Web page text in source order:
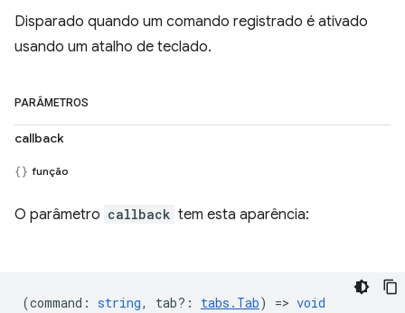
Disparado quando um comando registrado é ativado
usando um atalho de teclado.
PARÂMETROS
callback
função
O parâmetro callback tem esta aparência:
(command : string, tab? : tabs.Tab) => void